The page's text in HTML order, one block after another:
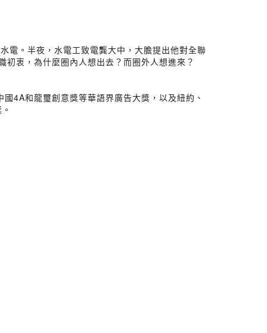
電。半夜，水電工致電龔大中，大膽提出他對全聯
衷，為什麼圈內人想出去？而圈外人想進來？
4A和龍璽創意獎等華語界廣告大獎，以及紐約、